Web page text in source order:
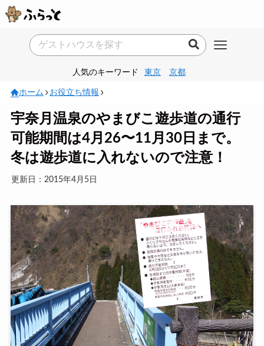
人気のキーワード 東京 京都
ホーム お役立ち情報
宇奈月温泉のやまびこ遊歩道の通行
可能期間は4月26〜11月30日まで。
冬は遊歩道に入れないので注意！
更新日：2015年4月5日